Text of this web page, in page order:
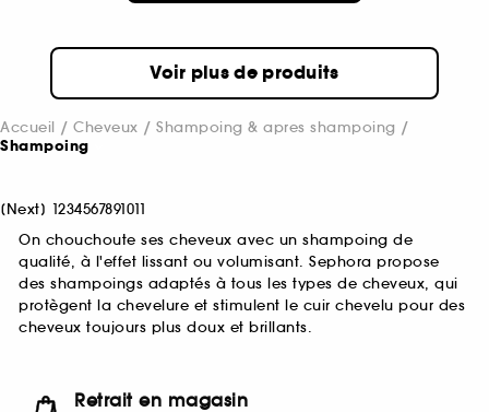
Voir plus de produits
Accueil Cheveux Shampoing & apres shampoing
Shampoing
[Next] 1234567891011
On chouchoute ses cheveux avec un shampoing de
qualité, à l'effet lissant ou volumisant. Sephora propose
des shampoings adaptés à tous les types de cheveux, qui
protègent la chevelure et stimulent le cuir chevelu pour des
cheveux toujours plus doux et brillants.
Retrait en magasin